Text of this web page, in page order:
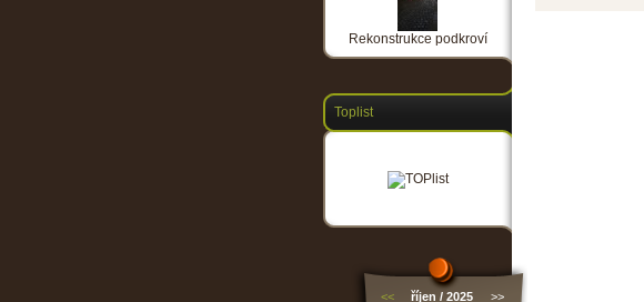
Rekonstrukce podkroví
Toplist
<< říjen / 2025 >>